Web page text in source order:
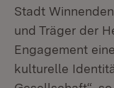
Stadt
und Träger der
Engagement
kulturelle